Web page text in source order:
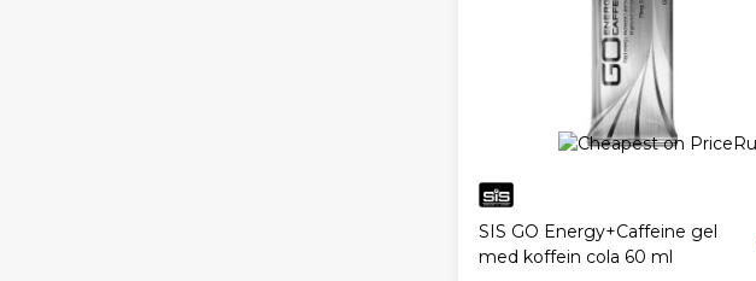
SIS GO Energy+Caffeine gel
med koffein cola 60 ml